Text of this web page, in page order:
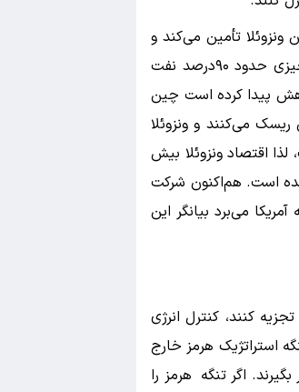
تأمین می‌کند و
آنچه از ونزوئلا تأمین می‌شود، بالغ بر۸۰۰ تا ۹۰۰ هزار بشکه نفت در روز است. یعنی چیزی حدود ۹۰درصد نفت
کاهش پیدا کرده است چین
می‌کنند و ونزوئلا
اقتصاد ونزوئلا بیش
است. هم‌اکنون شرکت
می‌کند و به آمریکا می‌برد بیانگر این
ایران را در جنگ ۱۲ روزه سرنگون و تجزیه کنند، کنترل انرژی
روزانه از تنگه استراتژیک هرمز خارج
اگر تنگه هرمز را